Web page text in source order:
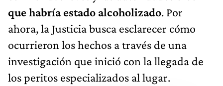
que habría estado alcoholizado. Por
ahora, la Justicia busca esclarecer cómo
ocurrieron los hechos a través de una
investigación que inició con la llegada de
los peritos especializados al lugar.